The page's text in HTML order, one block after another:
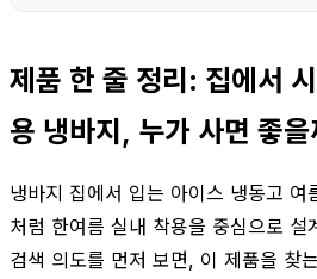
제품 한 줄 정리: 집에서
용 냉바지, 누가 사면 좋을
냉바지 집에서 입는 아이스 냉동고 여
처럼 한여름 실내 착용을 중심으로 설
검색 의도를 먼저 보면, 이 제품을 찾